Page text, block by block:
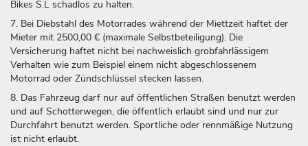
Bikes S.L schadlos zu halten.
7. Bei Diebstahl des Motorrades während der Miettzeit haftet der
Mieter mit 2500,00 € (maximale Selbstbeteiligung). Die
Versicherung haftet nicht bei nachweislich grobfahrlässigem
Verhalten wie zum Beispiel einem nicht abgeschlossenem
Motorrad oder Zündschlüssel stecken lassen.
8. Das Fahrzeug darf nur auf öffentlichen Straßen benutzt werden
und auf Schotterwegen, die öffentlich erlaubt sind und nur zur
Durchfahrt benutzt werden. Sportliche oder rennmäßige Nutzung
ist nicht erlaubt.